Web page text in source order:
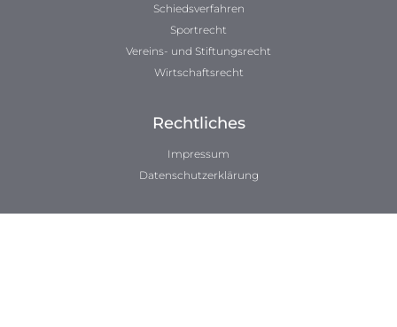
Schiedsverfahren
Sportrecht
Vereins- und Stiftungsrecht
Wirtschaftsrecht
Rechtliches
Impressum
Datenschutzerklärung